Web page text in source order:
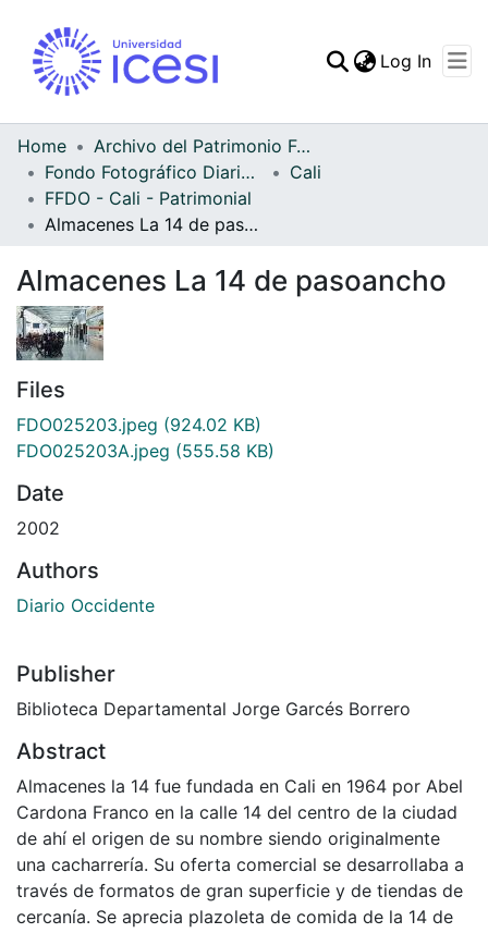
Statistics
Log In
Home
Archivo del Patrimonio Fotográfico y Fílmico del Valle del Cauca
Fondo Fotográfico Diario Occidente
Cali
FFDO - Cali - Patrimonial
Almacenes La 14 de pasoancho
Almacenes La 14 de pasoancho
Files
FDO025203.jpeg (924.02 KB)
FDO025203A.jpeg (555.58 KB)
Date
2002
Authors
Diario Occidente
Publisher
Biblioteca Departamental Jorge Garcés Borrero
Abstract
Almacenes la 14 fue fundada en Cali en 1964 por Abel
Cardona Franco en la calle 14 del centro de la ciudad
de ahí el origen de su nombre siendo originalmente
una cacharrería. Su oferta comercial se desarrollaba a
través de formatos de gran superficie y de tiendas de
cercanía. Se aprecia plazoleta de comida de la 14 de